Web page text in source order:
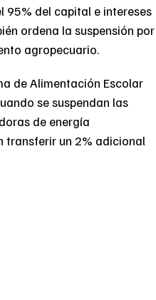
95% del capital e intereses
ordena la suspensión por
agropecuario.
de Alimentación Escolar
se suspendan las
de energía
transferir un 2% adicional